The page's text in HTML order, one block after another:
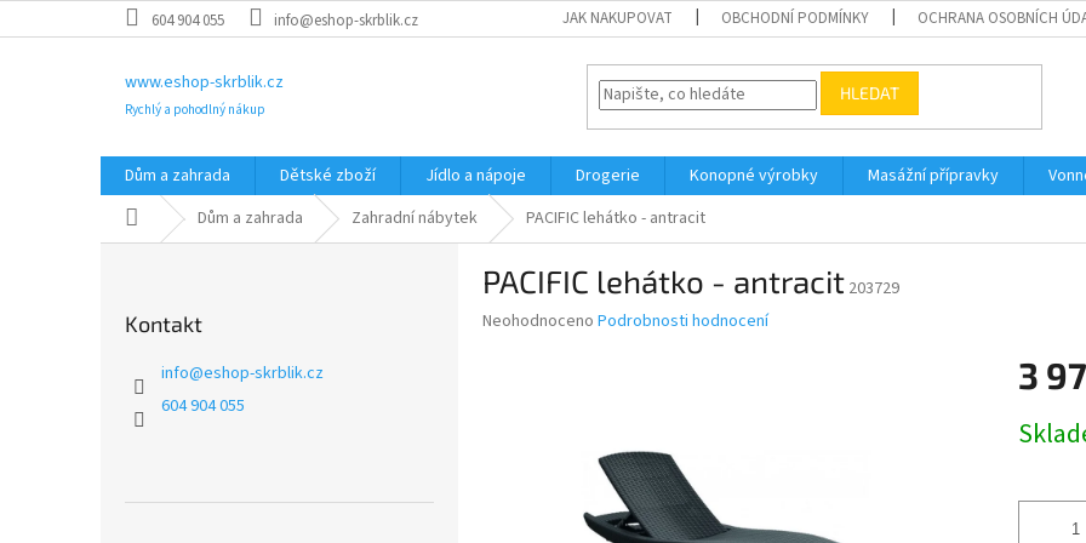
na
604 904 055 info@eshop-skrblik.cz JAK NAKUPOVAT OBCHODNÍ PODMÍNKY OCHRANA OSOBNÍCH
www.eshop-skrblik.cz
Rychlý a pohodlný nákup
HLEDAT
Dům a zahrada Dětské zboží Jídlo a nápoje Drogerie Konopné výrobky Masážní přípravky
Domů Dům a zahrada Zahradní nábytek PACIFIC lehátko - antracit
Kontakt
info@eshop-skrblik.cz
604 904 055
PACIFIC lehátko - antracit 203729
Průměrné
Neohodnoceno Podrobnosti hodnocení
3
cena: